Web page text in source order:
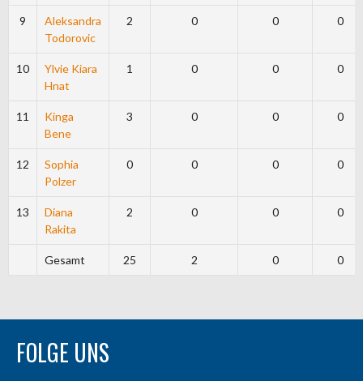
9
Aleksandra
Todorovic
2 0 0 0
10
Ylvie Kiara
Hnat
1 0 0 0
11
Kinga
Bene
3 0 0 0
12
Sophia
Polzer
0 0 0 0
13
Diana
Rakita
2 0 0 0
Gesamt 25 2 0 0
FOLGE UNS